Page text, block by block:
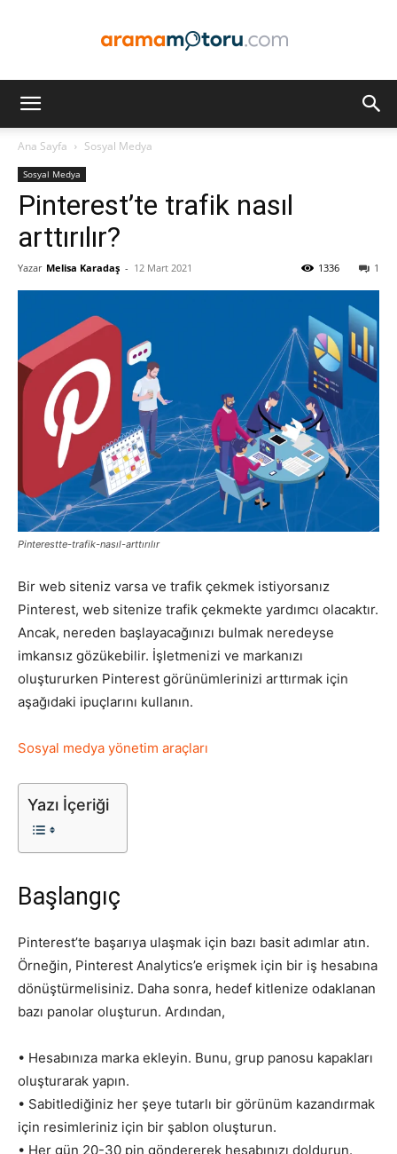
Motoru
Pazarlaması
–
SEO,
ASO,
Ana Sayfa Sosyal Medya
Sosyal Medya
Pinterest’te trafik nasıl
arttırılır?
Yazar Melisa Karadaş - 12 Mart 2021 1
1336
Pinterestte-trafik-nasıl-arttırılır
Bir web siteniz varsa ve trafik çekmek istiyorsanız
Pinterest, web sitenize trafik çekmekte yardımcı olacaktır.
Ancak, nereden başlayacağınızı bulmak neredeyse
imkansız gözükebilir. İşletmenizi ve markanızı
oluştururken Pinterest görünümlerinizi arttırmak için
aşağıdaki ipuçlarını kullanın.
Sosyal medya yönetim araçları
Yazı İçeriği
Başlangıç
Pinterest’te başarıya ulaşmak için bazı basit adımlar atın.
Örneğin, Pinterest Analytics’e erişmek için bir iş hesabına
dönüştürmelisiniz. Daha sonra, hedef kitlenize odaklanan
bazı panolar oluşturun. Ardından,
• Hesabınıza marka ekleyin. Bunu, grup panosu kapakları
oluşturarak yapın.
• Sabitlediğiniz her şeye tutarlı bir görünüm kazandırmak
için resimleriniz için bir şablon oluşturun.
• Her gün 20-30 pin göndererek hesabınızı doldurun.